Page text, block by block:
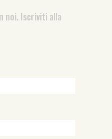
noi. Iscriviti alla